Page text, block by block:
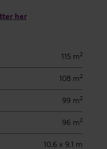
her
115 m2
108 m2
99 m2
96 m2
10.6 x 9.1 m